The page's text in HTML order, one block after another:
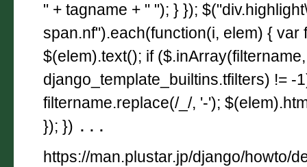
" + tagname + " "); } });
span.nf").each(function(i, elem) { var
$(elem).text(); if ($.inArray(filtername,
django_template_builtins.tfilters) != -
filtername.replace(/_/, '-');
}); }) ...
https://man.plustar.jp/django/howto/